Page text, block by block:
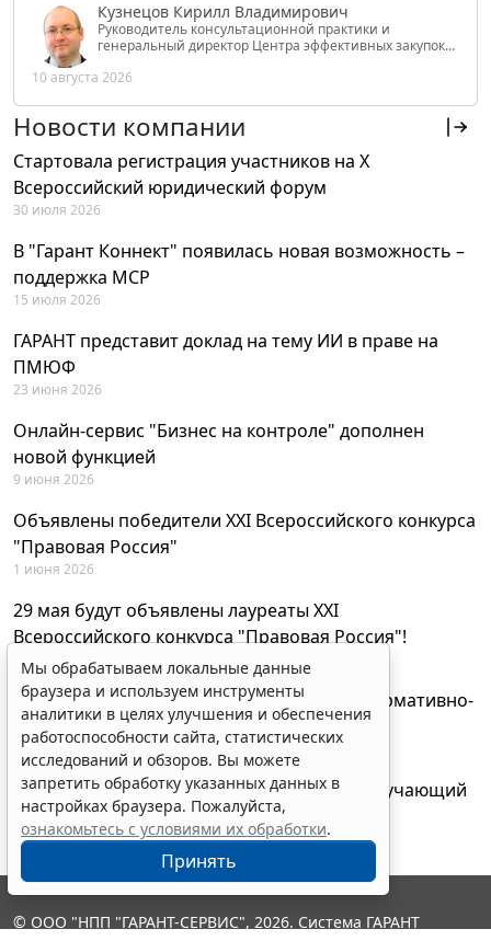
Кузнецов Кирилл Владимирович
Руководитель консультационной практики и
генеральный директор Центра эффективных закупок
РФ
10 августа 2026
Новости компании
Стартовала регистрация участников на X
Всероссийский юридический форум
30 июля 2026
В "Гарант Коннект" появилась новая возможность –
поддержка MCP
15 июля 2026
ГАРАНТ представит доклад на тему ИИ в праве на
ПМЮФ
23 июня 2026
Онлайн-сервис "Бизнес на контроле" дополнен
новой функцией
9 июня 2026
Объявлены победители XXI Всероссийского конкурса
"Правовая Россия"
1 июня 2026
29 мая будут объявлены лауреаты XXI
Всероссийского конкурса "Правовая Россия"!
27 мая 2026
AI-ассистент Искра теперь анализирует нормативно-
техническую документацию
28 апреля 2026
"ГАРАНТ Электронный экспресс" провел обучающий
вебинар по работе с AI-ассистентом Искра
23 апреля 2026
Мы обрабатываем локальные данные
браузера и используем инструменты
аналитики в целях улучшения и обеспечения
работоспособности сайта, статистических
исследований и обзоров. Вы можете
запретить обработку указанных данных в
настройках браузера. Пожалуйста,
ознакомьтесь с условиями их обработки.
Принять
© ООО "НПП "ГАРАНТ-СЕРВИС", 2026. Система ГАРАНТ